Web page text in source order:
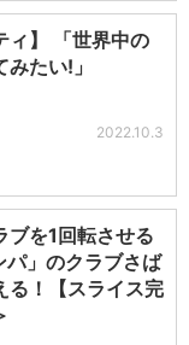
ィ】 「世界中の
たい!」
2022.10.3
ブを1回転させる
」のクラブさば
る！【スライス完